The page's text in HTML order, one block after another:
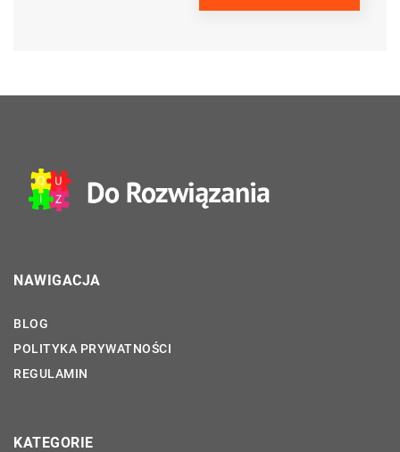
NAWIGACJA
BLOG
POLITYKA PRYWATNOŚCI
REGULAMIN
KATEGORIE